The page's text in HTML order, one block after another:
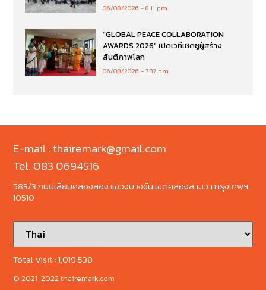
06/08/2026 8:11 pm
“GLOBAL PEACE COLLABORATION
AWARDS 2026” เปิดเวทีเชิดชูผู้สร้าง
สันติภาพโลก
06/08/2026 7:37 pm
E-mail : thairemark@gmail.com
Tel. 083 0694516
583/3 ถนนเลียบคลองสอง แขวงบางชัน เขตคลองสามวา กรุงเทพฯ
10510
Total Visit :1,019,538
© 2021-2022 thairemark.com